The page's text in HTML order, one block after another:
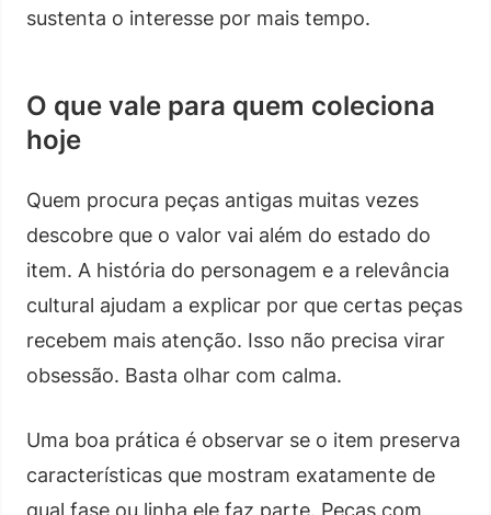
sustenta o interesse por mais tempo.
O que vale para quem coleciona
hoje
Quem procura peças antigas muitas vezes
descobre que o valor vai além do estado do
item. A história do personagem e a relevância
cultural ajudam a explicar por que certas peças
recebem mais atenção. Isso não precisa virar
obsessão. Basta olhar com calma.
Uma boa prática é observar se o item preserva
características que mostram exatamente de
qual fase ou linha ele faz parte. Peças com